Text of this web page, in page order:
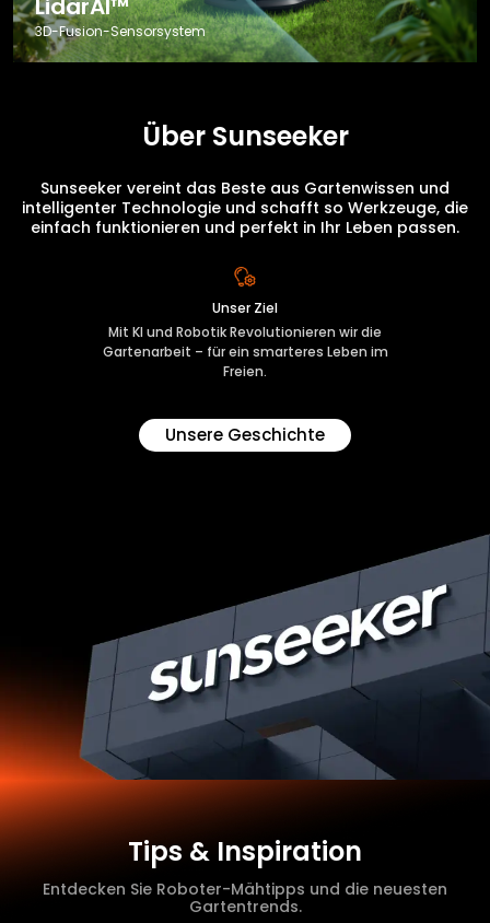
LidarAI™
3D-Fusion-Sensorsystem
Über Sunseeker
Sunseeker vereint das Beste aus Gartenwissen und
intelligenter Technologie und schafft so Werkzeuge, die
einfach funktionieren und perfekt in Ihr Leben passen.
Unser Ziel
Mit KI und Robotik Revolutionieren wir die
Gartenarbeit – für ein smarteres Leben im
Freien.
Unsere Geschichte
Tips & Inspiration
Entdecken Sie Roboter-Mähtipps und die neuesten
Gartentrends.